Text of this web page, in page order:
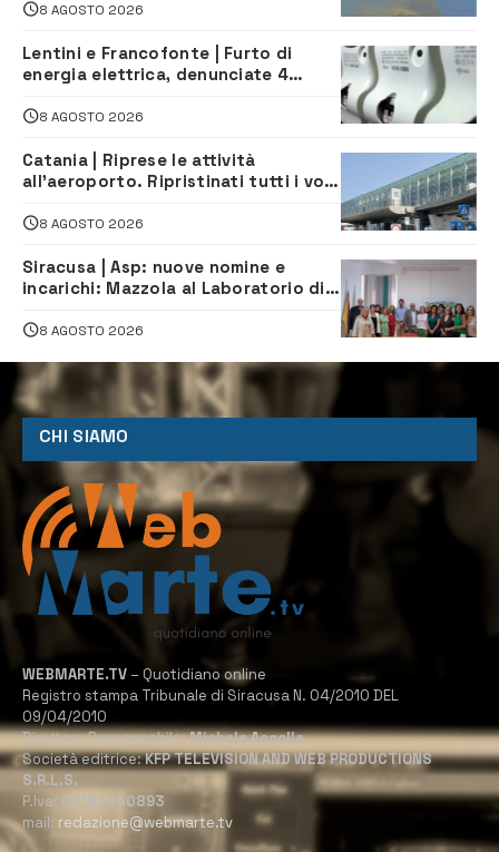
8 AGOSTO 2026
Lentini e Francofonte | Furto di
energia elettrica, denunciate 4
8 AGOSTO 2026
Catania | Riprese le attività
all’aeroporto. Ripristinati tutti i voli
8 AGOSTO 2026
Siracusa | Asp: nuove nomine e
incarichi: Mazzola al Laboratorio di
Servizio Legale
8 AGOSTO 2026
CHI SIAMO
WEBMARTE.TV – Quotidiano online
Registro stampa Tribunale di Siracusa N. 04/2010 DEL
09/04/2010
Direttore Responsabile:Michele Accolla
Società editrice:KFP TELEVISION AND WEB PRODUCTIONS
S.R.L.S.
P.Iva: 02184950893
mail: redazione@webmarte.tv